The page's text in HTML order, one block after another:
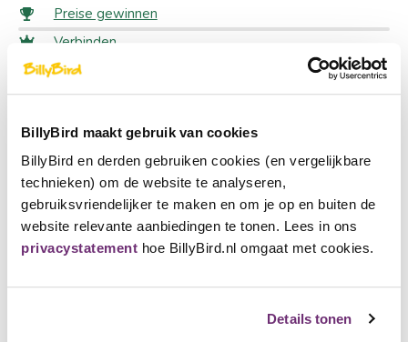
BillyBird maakt gebruik van cookies
BillyBird en derden gebruiken cookies (en vergelijkbare
technieken) om de website te analyseren,
gebruiksvriendelijker te maken en om je op en buiten de
website relevante aanbiedingen te tonen. Lees in ons
privacystatement hoe BillyBird.nl omgaat met cookies.
Details tonen
Preise gewinnen
Verbinden
Anmeldung
Wählen Sie eine Sprache
Nederlands
English
Deutsch
Ein Partner werden
1819 Friends